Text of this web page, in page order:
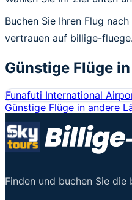
Buchen Sie Ihren Flug
vertrauen auf billige-
Günstige Flüge
Funafuti International
Günstige Flüge in andere
Finden und buchen Sie